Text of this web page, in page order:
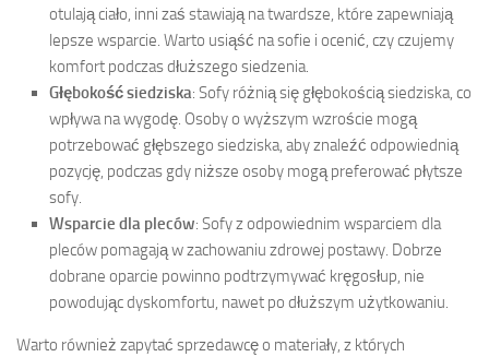
otulają ciało, inni zaś stawiają na twardsze, które zapewniają
lepsze wsparcie. Warto usiąść na sofie i ocenić, czy czujemy
komfort podczas dłuższego siedzenia.
Głębokość siedziska: Sofy różnią się głębokością siedziska, co
wpływa na wygodę. Osoby o wyższym wzroście mogą
potrzebować głębszego siedziska, aby znaleźć odpowiednią
pozycję, podczas gdy niższe osoby mogą preferować płytsze
sofy.
Wsparcie dla pleców: Sofy z odpowiednim wsparciem dla
pleców pomagają w zachowaniu zdrowej postawy. Dobrze
dobrane oparcie powinno podtrzymywać kręgosłup, nie
powodując dyskomfortu, nawet po dłuższym użytkowaniu.
Warto również zapytać sprzedawcę o materiały, z których